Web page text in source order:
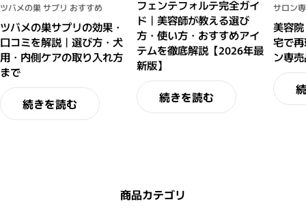
ツバメの巣 サプリ おすすめ
ツバメの巣サプリの効果・
口コミを解説｜選び方・犬
用・内側ケアの取り入れ方
まで
続きを読む
フェンテフォルテ完全ガイ
ド｜美容師が教える選び
方・使い方・おすすめアイ
テムを徹底解説【2026年最
新版】
続きを読む
サロン
美容
宅で
ン専
商品カテゴリ